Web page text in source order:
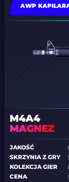
AWP
M4A4
MAGNEZ
JAKOŚĆ
SKRZYNIA Z GRY
KOLEKCJA GIER
CENA